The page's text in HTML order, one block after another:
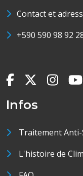
Contact et
+590 590 98 92
Infos
Traitement Anti-
L'histoire de